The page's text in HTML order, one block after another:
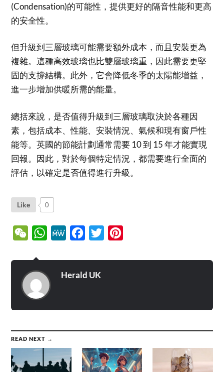
(Condensation)的可能性，提供更好的隔音性能和更高
的安全性。
但升級到三層玻璃可能需要額外成本，而且安裝更為
複雜。這種高效玻璃也比雙層玻璃重，因此需要更堅
固的支撐結構。此外，它會降低冬季的太陽能增益，
進一步增加供暖所需的能量。
總括來說，是否值得升級到三層玻璃取決於各種因
素，包括成本、性能、安裝情況、氣候和現有窗戶性
能等。英國的節能計劃通常需要 10 到 15 年才能實現
回報。因此，對於每個特定情況，都需要進行全面的
評估，以確定是否值得進行升級。
Like 0
WeChatWhatsApp
MeWe Facebook
Twitter
Herald UK
READ NEXT →